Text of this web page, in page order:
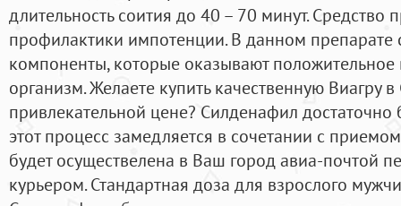
длительность соития до 40 – 70 минут. Средство
профилактики импотенции. В данном препарате
компоненты, которые оказывают
организм. Желаете купить качественную Виагру
привлекательной цене? Силденафил достаточно
этот процесс замедляется в сочетании с
будет осуществелена в Ваш город авиа-почтой
курьером. Стандартная доза для взрослого